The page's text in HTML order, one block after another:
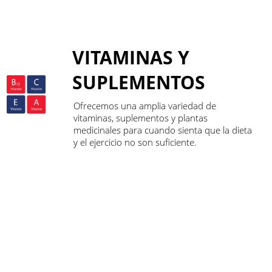
VITAMINAS Y
SUPLEMENTOS
Ofrecemos una amplia variedad de
vitaminas, suplementos y plantas
medicinales para cuando sienta que la dieta
y el ejercicio no son suficiente.